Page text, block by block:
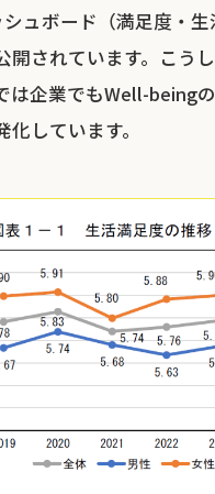
ュボード（満足度・
開されています。こう
は企業でもWell-being
しています。